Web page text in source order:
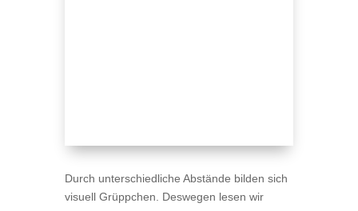
Durch unter­schied­li­che Abstände bil­den sich
visu­ell Grüpp­chen. Des­we­gen lesen wir